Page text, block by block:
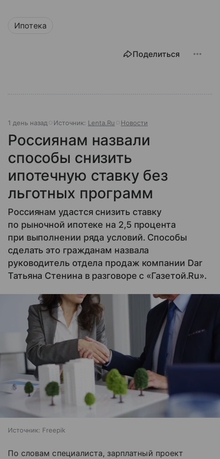
Ипотека
Поделиться
1 день назад Источник: Lenta.Ru Новости
Россиянам назвали
способы снизить
ипотечную ставку без
льготных программ
Россиянам удастся снизить ставку
по рыночной ипотеке на 2,5 процента
при выполнении ряда условий. Способы
сделать это гражданам назвала
руководитель отдела продаж компании Dar
Татьяна Стенина в разговоре с «Газетой.Ru».
Источник: Freepik
По словам специалиста, зарплатный проект